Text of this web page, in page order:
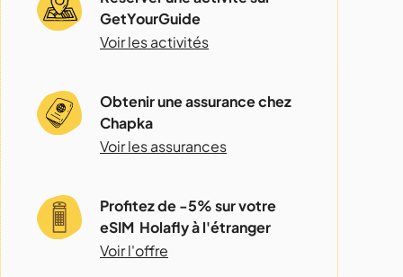
GetYourGuide
Voir les activités
Obtenir une assurance chez
Chapka
Voir les assurances
Profitez de -5% sur votre
eSIM Holafly à l'étranger
Voir l'offre